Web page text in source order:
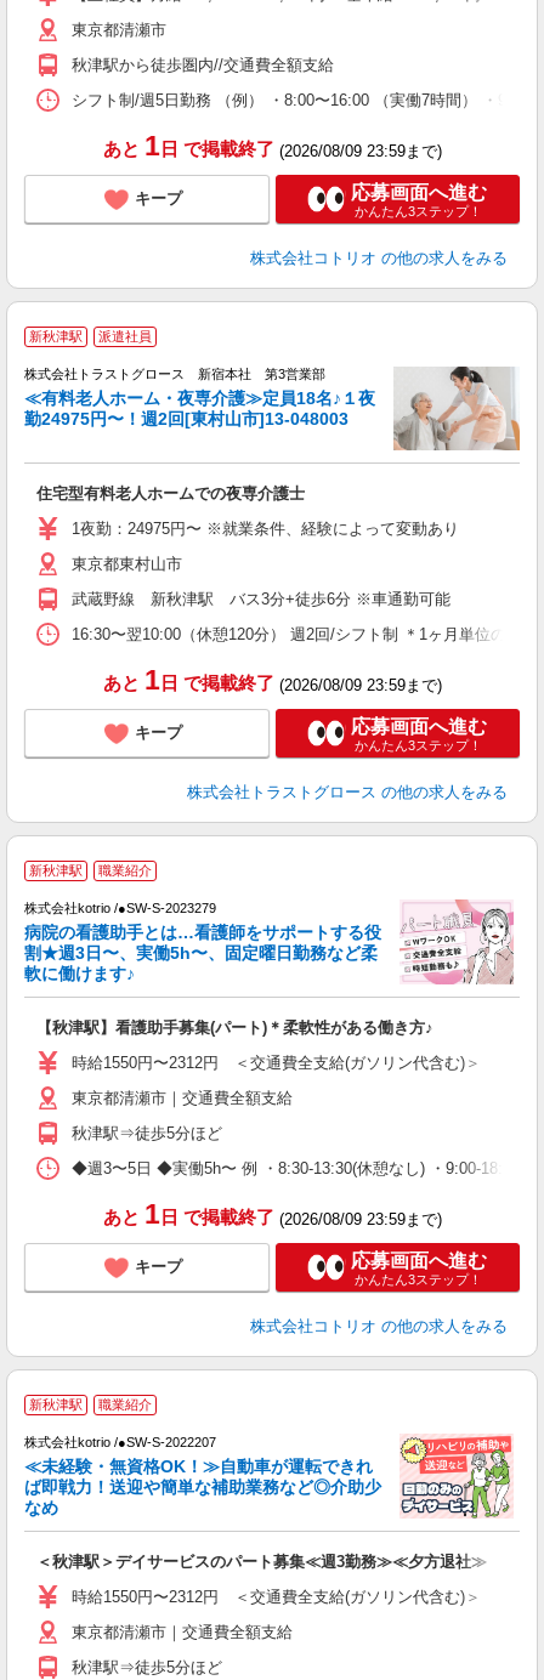
東京都清瀬市
秋津駅から徒歩圏内//交通費全額支給
シフト制/週5日勤務 （例） ・8:00〜16:00 （実働7時間） ・
あと 1日 で掲載終了 (2026/08/09 23:59まで)
キープ 応募画面へ進む
かんたん3ステップ！
株式会社コトリオ の他の求人をみる
新秋津駅 派遣社員
株式会社トラストグロース 新宿本社 第3営業部
≪有料老人ホーム・夜専介護≫定員18名♪１夜
勤24975円〜！週2回[東村山市]13-048003
住宅型有料老人ホームでの夜専介護士
1夜勤：24975円〜 ※就業条件、経験によって変動あり
東京都東村山市
武蔵野線 新秋津駅 バス3分+徒歩6分 ※車通勤可能
16:30〜翌10:00（休憩120分） 週2回/シフト制 ＊1ヶ月単位の変
あと 1日 で掲載終了 (2026/08/09 23:59まで)
キープ 応募画面へ進む
かんたん3ステップ！
株式会社トラストグロース の他の求人をみる
新秋津駅 職業紹介
株式会社kotrio /●SW-S-2023279
病院の看護助手とは…看護師をサポートする役
割★週3日〜、実働5h〜、固定曜日勤務など柔
軟に働けます♪
【秋津駅】看護助手募集(パート)＊柔軟性がある働き方♪
時給1550円〜2312円 ＜交通費全支給(ガソリン代含む)＞
東京都清瀬市｜交通費全額支給
秋津駅⇒徒歩5分ほど
◆週3〜5日 ◆実働5h〜 例 ・8:30-13:30(休憩なし) ・9:00-18:00(休
あと 1日 で掲載終了 (2026/08/09 23:59まで)
キープ 応募画面へ進む
かんたん3ステップ！
株式会社コトリオ の他の求人をみる
新秋津駅 職業紹介
株式会社kotrio /●SW-S-2022207
≪未経験・無資格OK！≫自動車が運転できれ
ば即戦力！送迎や簡単な補助業務など◎介助少
なめ
＜秋津駅＞デイサービスのパート募集≪週3勤務≫≪夕方退社≫
時給1550円〜2312円 ＜交通費全支給(ガソリン代含む)＞
東京都清瀬市｜交通費全額支給
秋津駅⇒徒歩5分ほど